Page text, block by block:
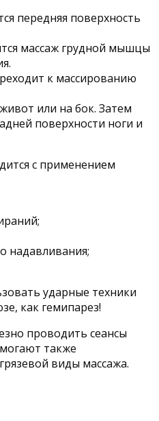
передняя поверхность
массаж грудной мышцы
к массированию
или на бок. Затем
поверхности ноги и
с применением
надавливания;
ударные техники
как гемипарез!
проводить сеансы
также
виды массажа.